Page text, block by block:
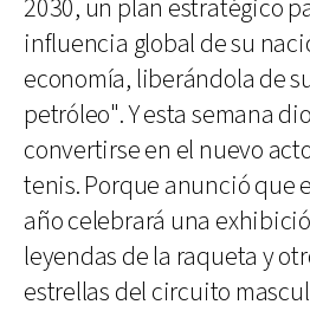
2030, un plan estratégico
influencia global de su
economía, liberándola de
petróleo". Y esta semana
convertirse en el nuevo
tenis. Porque anunció que
año celebrará una
leyendas de la raqueta y
estrellas del circuito